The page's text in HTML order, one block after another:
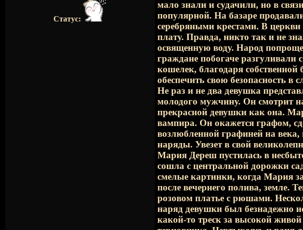
Статус:
мало знали и судачили, но в
популярной. На базаре
серебряными крестами. В
плату. Правда, никто так и не
освященную воду. Народ
граждане побогаче
кошелек, благодаря
обеспечить свою безопасность в
Не раз и не два девушка
молодого мужчину. Он смотрит
прекрасной девушки как она.
вампира. Он окажется графом,
возлюбленной графиней на
наряды. Увезет в свой
Мария Дереш пустилась в
сошла с центральной дорожки
смелые картинки, когда Мария
после вечернего полива, земле.
розовом платье с рюшами.
наряд девушки был безнадежно
какой-то треск за высокой